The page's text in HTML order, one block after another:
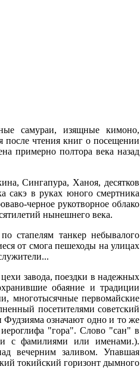
самураи, изящные кимоно,
после чтения книг о посещении
примерно полтора века назад
Сингапура, Ханоя, десятков
сакэ в руках юного смертника
черное рукотворное облако
нынешнего века.
стапелям танкер небывалого
от смога пешеходы на улицах
завода, поездки в надежных
обаяние и традиции
многотысячные первомайские
посетителями советский
означают одно и то же
иероглифа "гора". Слово "сан" в
с фамилиями или именами.).
вечерним заливом. Упавшая
токийский горизонт дымного